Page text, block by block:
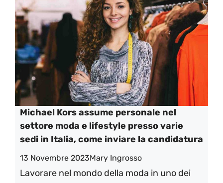
Michael Kors assume personale nel
settore moda e lifestyle presso varie
sedi in Italia, come inviare la candidatura
13 Novembre 2023Mary Ingrosso
Lavorare nel mondo della moda in uno dei